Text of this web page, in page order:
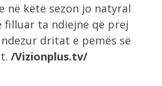
në këtë sezon jo natyral
filluar ta ndiejnë që prej
dritat e pemës së
/Vizionplus.tv/